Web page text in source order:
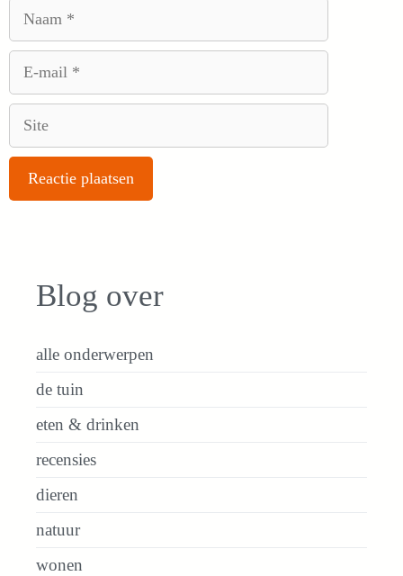
Blog over
alle onderwerpen
de tuin
eten & drinken
recensies
dieren
natuur
wonen